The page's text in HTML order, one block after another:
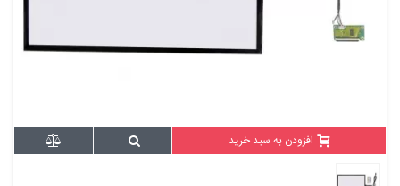
افزودن به سبد خرید